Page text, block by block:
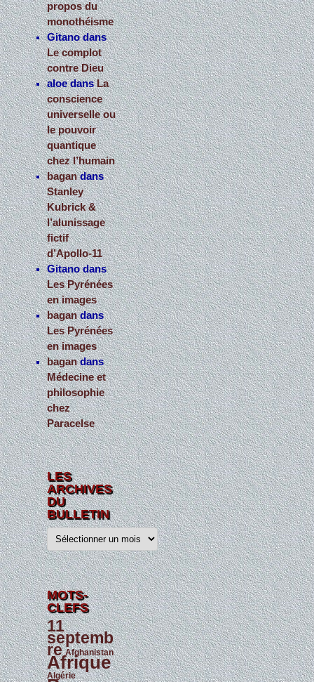
propos du
monothéisme
Gitanodans
Le complot
contre Dieu
aloedansLa
conscience
universelle ou
le pouvoir
quantique
chez l’humain
bagandans
Stanley
Kubrick &
l’alunissage
fictif
d’Apollo-11
Gitanodans
Les Pyrénées
en images
bagandans
Les Pyrénées
en images
bagandans
Médecine et
philosophie
chez
Paracelse
LES
ARCHIVES
DU
BULLETIN
s
a
r
c
h
i
v
e
s
d
u
B
u
MOTS-
CLEFS
11
septemb
re Afghanistan
Afrique
Algérie